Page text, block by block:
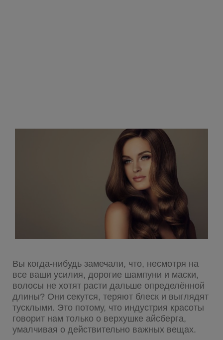
Вы когда-нибудь замечали, что, несмотря на
все ваши усилия, дорогие шампуни и маски,
волосы не хотят расти дальше определённой
длины? Они секутся, теряют блеск и выглядят
тусклыми. Это потому, что индустрия красоты
говорит нам только о верхушке айсберга,
умалчивая о действительно важных вещах.